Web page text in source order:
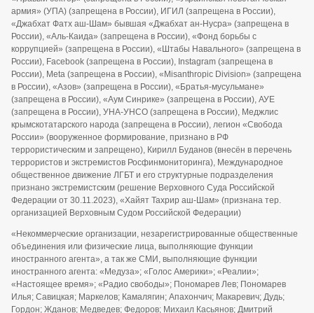
армия» (УПА) (запрещена в России), ИГИЛ (запрещена в России),
«Джабхат Фатх аш-Шам» бывшая «Джабхат ан-Нусра» (запрещена в
России), «Аль-Каида» (запрещена в России), «Фонд борьбы с
коррупцией» (запрещена в России), «Штабы Навального» (запрещена в
России), Facebook (запрещена в России), Instagram (запрещена в
России), Meta (запрещена в России), «Misanthropic Division» (запрещена
в России), «Азов» (запрещена в России), «Братья-мусульмане»
(запрещена в России), «Аум Синрике» (запрещена в России), АУЕ
(запрещена в России), УНА-УНСО (запрещена в России), Меджлис
крымскотатарского народа (запрещена в России), легион «Свобода
России» (вооруженное формирование, признано в РФ
террористическим и запрещено), Кирилл Буданов (внесён в перечень
террористов и экстремистов Росфинмониторинга), Международное
общественное движение ЛГБТ и его структурные подразделения
признано экстремистским (решение Верховного Суда Российской
Федерации от 30.11.2023), «Хайят Тахрир аш-Шам» (признана тер.
организацией Верховным Судом Российской Федерации)
«Некоммерческие организации, незарегистрированные общественные
объединения или физические лица, выполняющие функции
иностранного агента», а так же СМИ, выполняющие функции
иностранного агента: «Медуза»; «Голос Америки»; «Реалии»;
«Настоящее время»; «Радио свободы»; Пономарев Лев; Пономарев
Илья; Савицкая; Маркелов; Камалягин; Апахончич; Макаревич; Дудь;
Гордон; Жданов; Медведев; Федоров; Михаил Касьянов; Дмитрий